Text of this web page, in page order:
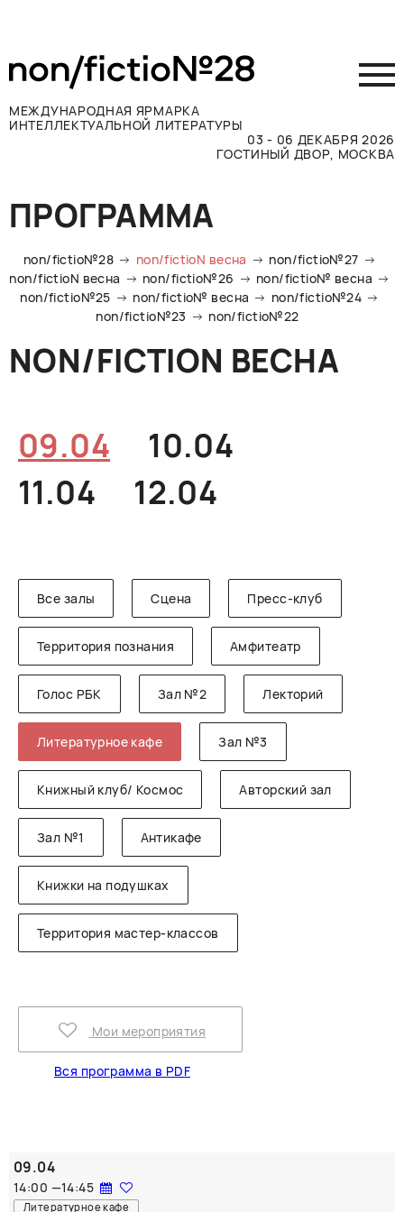
МЕЖДУНАРОДНАЯ ЯРМАРКА
ИНТЕЛЛЕКТУАЛЬНОЙ ЛИТЕРАТУРЫ
03 - 06 ДЕКАБРЯ 2026
ГОСТИНЫЙ ДВОР, МОСКВА
Принять участие
Участникам
Посетителям
Программа
Прессе
Контакты
ПРОГРАММА
non/fictio№28 non/fictioN весна
non/fictio№27
non/fictioN весна
non/fictio№26
non/fictio№ весна
non/fictio№25
non/fictio№ весна
non/fictio№24
non/fictio№23
non/fictio№22
NON/FICTION ВЕСНА
09.04
10.04
11.04
12.04
Все залы Сцена Пресс-клуб
Территория познания Амфитеатр
Голос РБК Зал №2 Лекторий
Литературное кафе Зал №3
Книжный клуб/ Космос Авторский зал
Зал №1 Антикафе
Книжки на подушках
Территория мастер-классов
Мои мероприятия
Вся программа в PDF
09.04
14:00 —14:45
Литературное кафе